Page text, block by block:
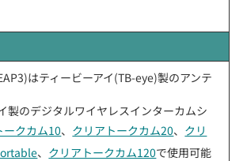
はティービーアイ(TB-eye)製のアンテ
製のデジタルワイヤレスインターカムシ
ークカム10、 クリアトークカム20、 クリ
、 クリアトークカム120で使用可能